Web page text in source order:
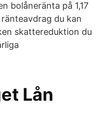
bolåneränta på 1,17
du kan
skattereduktion du
Lån